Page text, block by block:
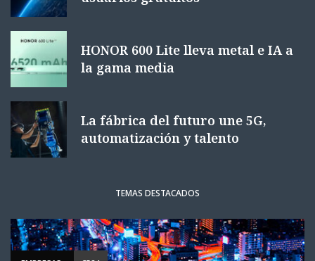
HONOR 600 Lite lleva metal e IA a
la gama media
La fábrica del futuro une 5G,
automatización y talento
TEMAS DESTACADOS